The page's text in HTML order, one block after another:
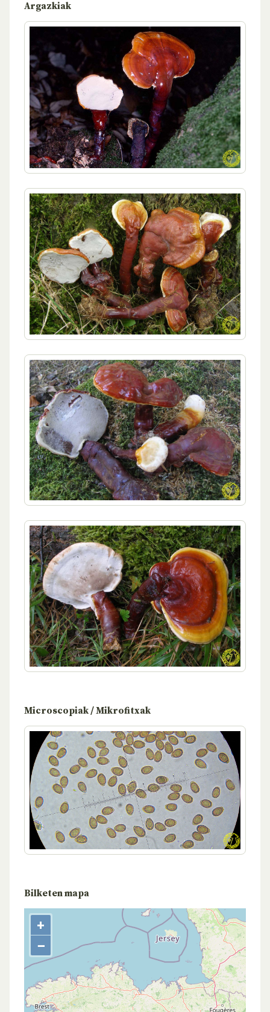
Argazkiak
Microscopiak / Mikrofitxak
Bilketen mapa
+
−